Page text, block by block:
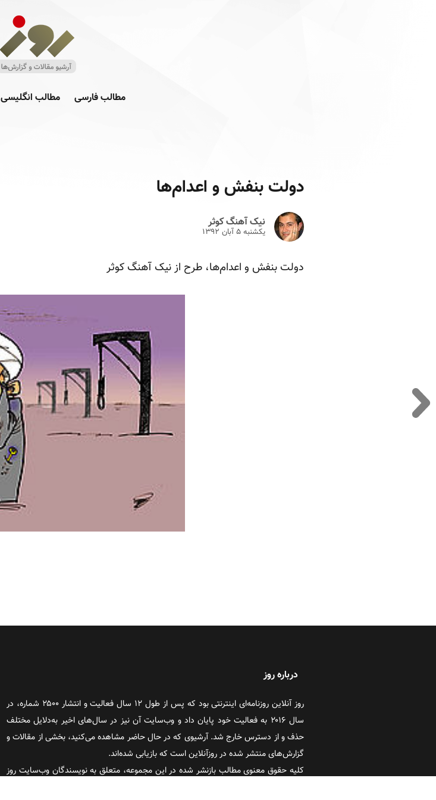
مطالب فارسی مطالب انگلیسی
دولت بنفش و اعدام‌ها‎
نیک آهنگ کوثر
یکشنبه ۵ آبان ۱۳۹۲
دولت بنفش و اعدام‌ها، طرح از نیک آهنگ کوثر‎
درباره روز
روز آنلاین روزنامه‌ای اینترنتی بود که پس از طول ۱۲ سال فعالیت و انتشار ۲۵۰۰ شماره، در
سال ۲۰۱۶ به فعالیت خود پایان داد و وب‌سایت آن نیز در سال‌های اخیر به‌دلایل مختلف
حذف و از دسترس خارج شد. آرشیوی که در حال حاضر مشاهده می‌کنید، بخشی از مقالات و
گزارش‌های منتشر شده در روزآنلاین است که بازیابی شده‌اند.
کلیه حقوق معنوی مطالب بازنشر شده در این مجموعه، متعلق به نویسندگان وب‌سایت روز